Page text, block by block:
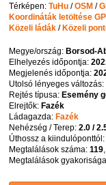
Térképen:TuHu /OSM /
Koordináták letöltése
Közeli ládák /Közeli
Megye/ország:Borsod-
Elhelyezés időpontja:
Megjelenés időpontja:
Utolsó lényeges változás:
Rejtés típusa:Esemény
Elrejtők:Fazék
Ládagazda:Fazék
Nehézség / Terep:2.0 /
Úthossz a
Megtalálások száma:119
Megtalálások